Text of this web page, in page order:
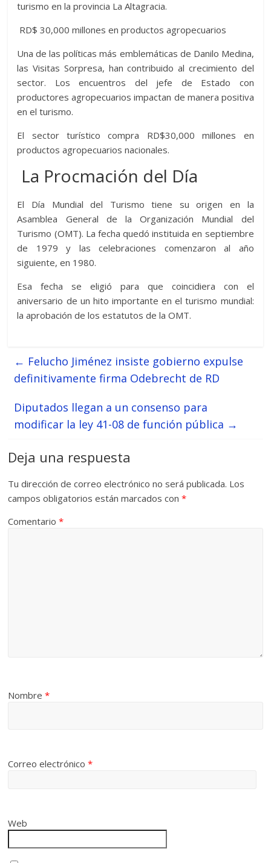
turismo en la provincia La Altagracia.
RD$ 30,000 millones en productos agropecuarios
Una de las políticas más emblemáticas de Danilo Medina,
las Visitas Sorpresa, han contribuido al crecimiento del
sector. Los encuentros del jefe de Estado con
productores agropecuarios impactan de manera positiva
en el turismo.
El sector turístico compra RD$30,000 millones en
productos agropecuarios nacionales.
La Procmación del Día
El Día Mundial del Turismo tiene su origen en la
Asamblea General de la Organización Mundial del
Turismo (OMT). La fecha quedó instituida en septiembre
de 1979 y las celebraciones comenzaron al año
siguiente, en 1980.
Esa fecha se eligió para que coincidiera con el
aniversario de un hito importante en el turismo mundial:
la aprobación de los estatutos de la OMT.
← Felucho Jiménez insiste gobierno expulse
definitivamente firma Odebrecht de RD
Diputados llegan a un consenso para
modificar la ley 41-08 de función pública →
Deja una respuesta
Tu dirección de correo electrónico no será publicada. Los
campos obligatorios están marcados con*
Comentario*
Nombre*
Correo electrónico*
Web